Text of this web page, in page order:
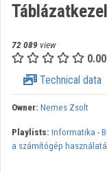
Organization
Organizations
72 089 view
0.00
Technical data
Owner: Nemes Zsolt
Playlists: Informatika -
a számítógép